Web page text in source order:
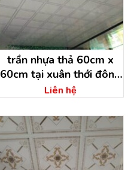
trần nhựa thả 60cm x
60cm tại xuân thới đông
hóc môn – hồ chí minh
Liên hệ